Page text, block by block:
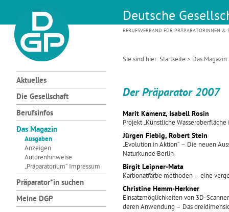
Deutsche
BERUFSVERBAND FÜR PRÄPARATORINNEN &
Sie sind hier:Startseite > Das Magazin
Aktuelles
Die Gesellschaft
Berufsinfos
Das Magazin
Ausgaben
Anzeigen
Autorenhinweise
„Präparatorium“ Impressum
Präparator*in suchen
Meine DGP
Der Präparator 2007
Marit Kamenz, Isabell Rosin
Projekt „Künstliche
Jürgen Fiebig, Robert Stein
„Evolution in Aktion“ – Die neuen
Naturkunde Berlin
Birgit Leipner-Mata
Karbonatfärbe methoden – eine
Christine Hemm-Herkner
Einsatzmöglichkeiten von 3D-
deren Anwendung – Das